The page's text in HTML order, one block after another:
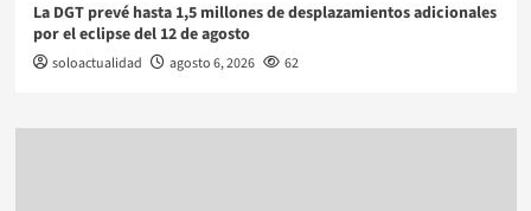
La DGT prevé hasta 1,5 millones de desplazamientos adicionales
por el eclipse del 12 de agosto
soloactualidad agosto 6, 2026 62